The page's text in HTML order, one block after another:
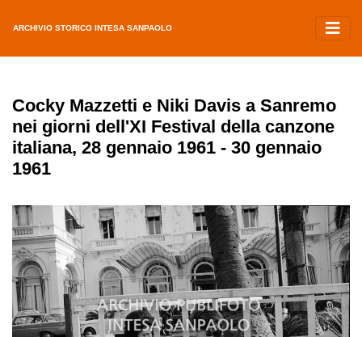
ARCHIVIO STORICO INTESA SANPAOLO
Cocky Mazzetti e Niki Davis a Sanremo
nei giorni dell'XI Festival della canzone
italiana, 28 gennaio 1961 - 30 gennaio
1961